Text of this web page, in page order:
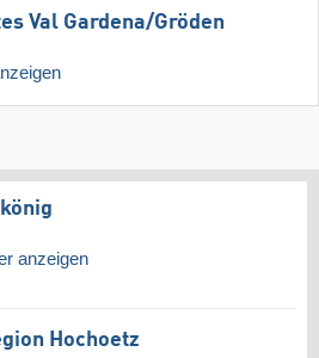
Val Gardena/​Gröden
anzeigen
Hochoetz